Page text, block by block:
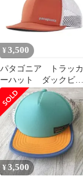
¥ 3,500
パタゴニア トラッカ
ーハット ダックビル
ショーティー オレン
ジ
¥3,500